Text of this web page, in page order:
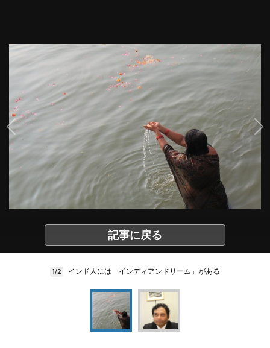
記事に戻る
1/2 インド人には「インディアンドリーム」がある